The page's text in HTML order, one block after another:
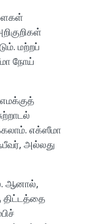
மற்றப்
நோய்
எக்ஸீமா
அல்லது
ஆனால்,
திட்டத்தை